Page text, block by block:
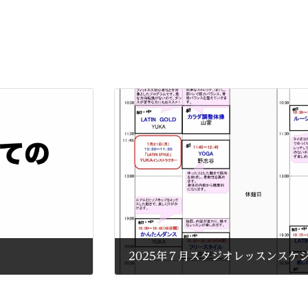
2025年７月スタジオレッスンスケ